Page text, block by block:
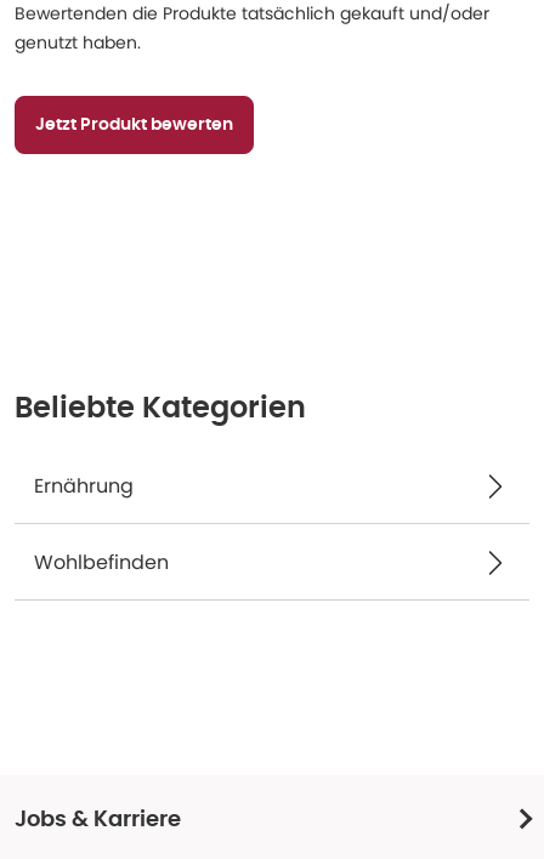
Bewertenden die Produkte tatsächlich gekauft und/oder
genutzt haben.
Jetzt Produkt bewerten
Beliebte Kategorien
Ernährung
Wohlbefinden
Jobs & Karriere